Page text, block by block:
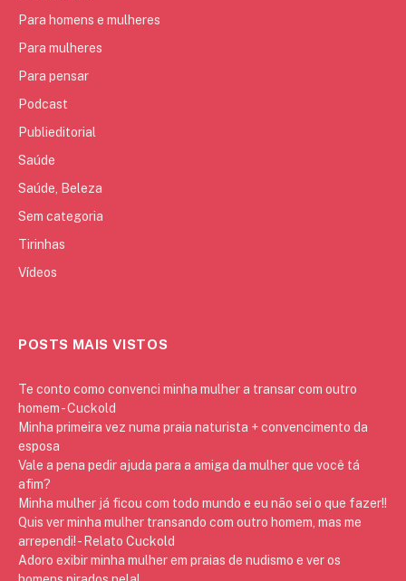
Para homens e mulheres
Para mulheres
Para pensar
Podcast
Publieditorial
Saúde
Saúde, Beleza
Sem categoria
Tirinhas
Vídeos
POSTS MAIS VISTOS
Te conto como convenci minha mulher a transar com outro
homem - Cuckold
Minha primeira vez numa praia naturista + convencimento da
esposa
Vale a pena pedir ajuda para a amiga da mulher que você tá
afim?
Minha mulher já ficou com todo mundo e eu não sei o que fazer!!
Quis ver minha mulher transando com outro homem, mas me
arrependi! - Relato Cuckold
Adoro exibir minha mulher em praias de nudismo e ver os